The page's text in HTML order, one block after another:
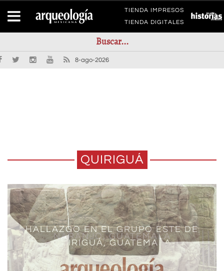
TIENDA IMPRESOS
TIENDA DIGITALES
8-ago-2026
QUIRIGUÁ
NARANJO, GUATEMALA
HALLAZGO EN EL GRUPO ESTE DE
QUIRIGUÁ, GUATEMALA